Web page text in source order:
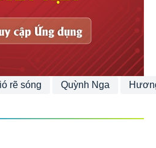
rẽ sóng Quỳnh Nga